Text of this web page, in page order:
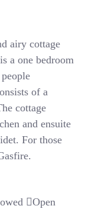
airy cottage
a one bedroom
of a
cottage
and ensuite
For those
Open